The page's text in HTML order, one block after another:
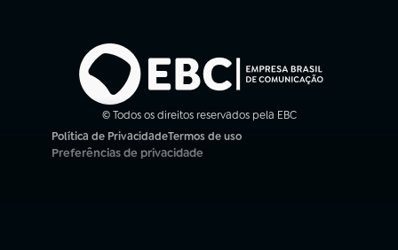
© Todos os direitos reservados pela EBC
Política de Privacidade
(abre em nova aba)
Termos de uso
(abre em nova aba)
Preferências de privacidade